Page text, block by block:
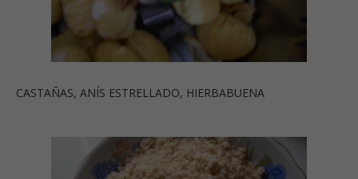
CASTAÑAS, ANÍS ESTRELLADO, HIERBABUENA